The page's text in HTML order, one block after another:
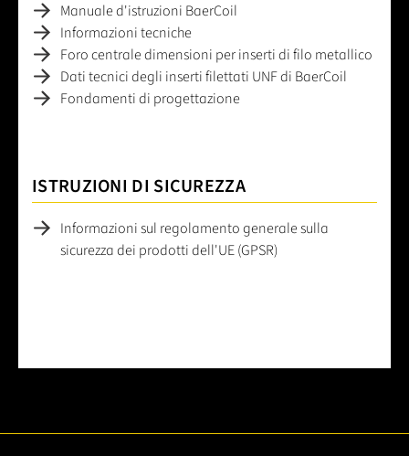
Manuale d'istruzioni BaerCoil
Informazioni tecniche
Foro centrale dimensioni per inserti di filo metallico
Dati tecnici degli inserti filettati UNF di BaerCoil
Fondamenti di progettazione
ISTRUZIONI DI SICUREZZA
Informazioni sul regolamento generale sulla
sicurezza dei prodotti dell'UE (GPSR)